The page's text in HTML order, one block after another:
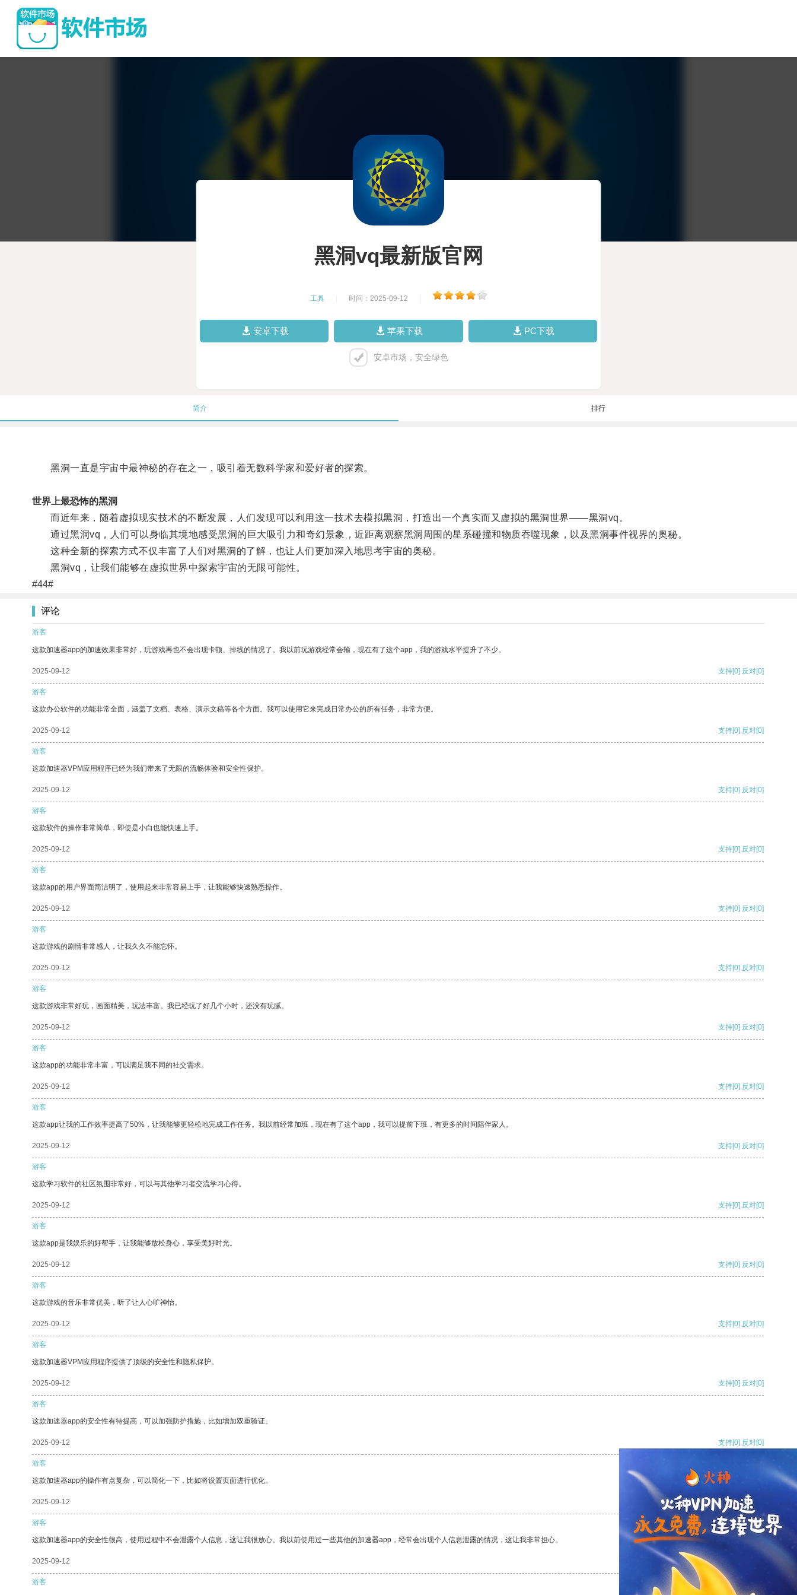
黑洞vq最新版官网
工具 时间：2025-09-12
安卓下载 苹果下载 PC下载
安卓市场，安全绿色
简介 排行
黑洞一直是宇宙中最神秘的存在之一，吸引着无数科学家和爱好者的探索。
世界上最恐怖的黑洞
而近年来，随着虚拟现实技术的不断发展，人们发现可以利用这一技术去模拟黑洞，打造出一个真实而又虚拟的黑洞世界——黑洞vq。
通过黑洞vq，人们可以身临其境地感受黑洞的巨大吸引力和奇幻景象，近距离观察黑洞周围的星系碰撞和物质吞噬现象，以及黑洞事件视界的奥秘。
这种全新的探索方式不仅丰富了人们对黑洞的了解，也让人们更加深入地思考宇宙的奥秘。
黑洞vq，让我们能够在虚拟世界中探索宇宙的无限可能性。
#44#
评论
游客
这款加速器app的加速效果非常好，玩游戏再也不会出现卡顿、掉线的情况了。我以前玩游戏经常会输，现在有了这个app，我的游戏水平提升了不少。
2025-09-12 支持[0] 反对[0]
游客
这款办公软件的功能非常全面，涵盖了文档、表格、演示文稿等各个方面。我可以使用它来完成日常办公的所有任务，非常方便。
2025-09-12 支持[0] 反对[0]
游客
这款加速器VPM应用程序已经为我们带来了无限的流畅体验和安全性保护。
2025-09-12 支持[0] 反对[0]
游客
这款软件的操作非常简单，即使是小白也能快速上手。
2025-09-12 支持[0] 反对[0]
游客
这款app的用户界面简洁明了，使用起来非常容易上手，让我能够快速熟悉操作。
2025-09-12 支持[0] 反对[0]
游客
这款游戏的剧情非常感人，让我久久不能忘怀。
2025-09-12 支持[0] 反对[0]
游客
这款游戏非常好玩，画面精美，玩法丰富。我已经玩了好几个小时，还没有玩腻。
2025-09-12 支持[0] 反对[0]
游客
这款app的功能非常丰富，可以满足我不同的社交需求。
2025-09-12 支持[0] 反对[0]
游客
这款app让我的工作效率提高了50%，让我能够更轻松地完成工作任务。我以前经常加班，现在有了这个app，我可以提前下班，有更多的时间陪伴家人。
2025-09-12 支持[0] 反对[0]
游客
这款学习软件的社区氛围非常好，可以与其他学习者交流学习心得。
2025-09-12 支持[0] 反对[0]
游客
这款app是我娱乐的好帮手，让我能够放松身心，享受美好时光。
2025-09-12 支持[0] 反对[0]
游客
这款游戏的音乐非常优美，听了让人心旷神怡。
2025-09-12 支持[0] 反对[0]
游客
这款加速器VPM应用程序提供了顶级的安全性和隐私保护。
2025-09-12 支持[0] 反对[0]
游客
这款加速器app的安全性有待提高，可以加强防护措施，比如增加双重验证。
2025-09-12 支持[0] 反对[0]
游客
这款加速器app的操作有点复杂，可以简化一下，比如将设置页面进行优化。
2025-09-12 支持[0] 反对
游客
这款加速器app的安全性很高，使用过程中不会泄露个人信息，这让我很放心。我以前使用过一些其他的加速器app，经常会出现个人信息泄露的情况，这让我非常担心。
2025-09-12 支持
游客